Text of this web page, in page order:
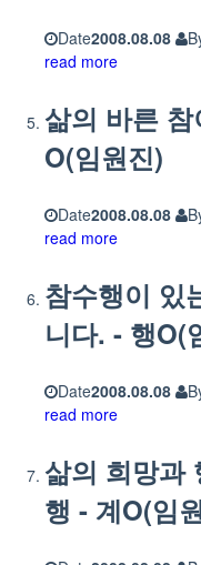
Date2008.08.08
read more
삶의 바른
O(임원진)
Date2008.08.08
read more
참수행이 있
니다. - 행O(
Date2008.08.08
read more
삶의 희망과
행 - 계O(임